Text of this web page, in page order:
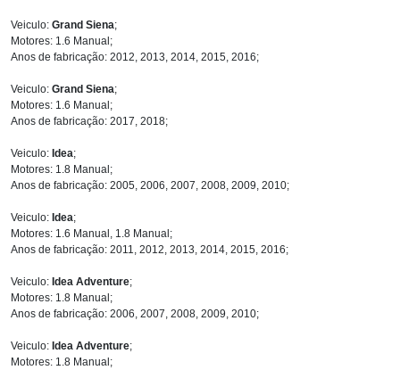
Veiculo: Grand Siena;
Motores: 1.6 Manual;
Anos de fabricação: 2012, 2013, 2014, 2015, 2016;
Veiculo: Grand Siena;
Motores: 1.6 Manual;
Anos de fabricação: 2017, 2018;
Veiculo: Idea;
Motores: 1.8 Manual;
Anos de fabricação: 2005, 2006, 2007, 2008, 2009, 2010;
Veiculo: Idea;
Motores: 1.6 Manual, 1.8 Manual;
Anos de fabricação: 2011, 2012, 2013, 2014, 2015, 2016;
Veiculo: Idea Adventure;
Motores: 1.8 Manual;
Anos de fabricação: 2006, 2007, 2008, 2009, 2010;
Veiculo: Idea Adventure;
Motores: 1.8 Manual;